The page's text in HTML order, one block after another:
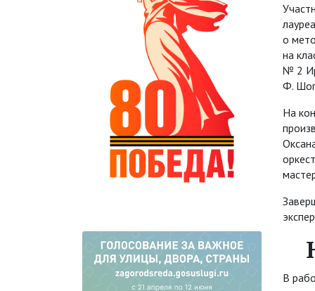
о
на
№ 2
Ф.
На
В